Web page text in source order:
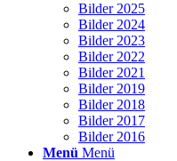
Bilder 2025
Bilder 2024
Bilder 2023
Bilder 2022
Bilder 2021
Bilder 2019
Bilder 2018
Bilder 2017
Bilder 2016
Menü Menü